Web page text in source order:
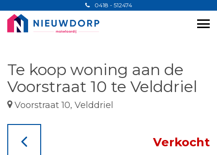
0418 - 512474
Te koop woning aan de
Voorstraat 10 te Velddriel
Voorstraat 10, Velddriel
Verkocht